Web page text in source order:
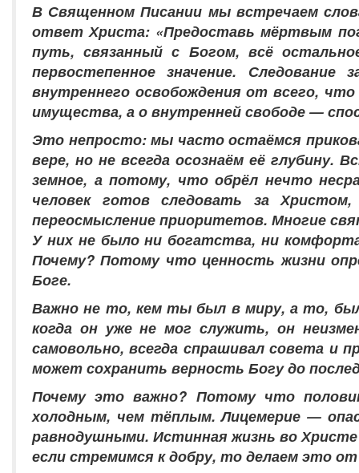
В Священном Писании мы встречаем
ответ Христа: «Предоставь мёртвым
путь, связанный с Богом, всё
первостепенное значение.
внутреннего освобождения от всего,
имущества, а о внутренней свободе —
Это непросто: мы часто остаёмся
вере, но не всегда осознаём её
земное, а потому, что обрёл нечто
человек готов следовать за
переосмысление приоритетов. Многие
У них не было ни богатства, ни
Почему? Потому что ценность жизни
Боге.
Важно не то, кем ты был в миру, а то,
когда он уже не мог служить, он
самовольно, всегда спрашивал совета и
может сохранить верность Богу до
Почему это важно? Потому что
холодным, чем тёплым. Лицемерие —
равнодушными. Истинная жизнь во
если стремимся к добру, то делаем это